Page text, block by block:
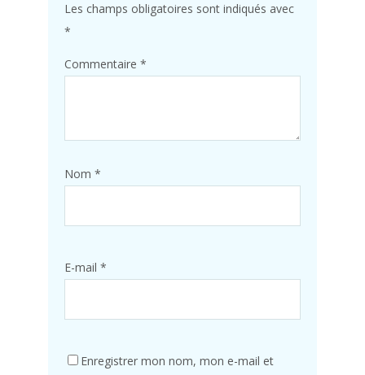
Les champs obligatoires sont indiqués avec
*
Commentaire *
Nom *
E-mail *
Enregistrer mon nom, mon e-mail et